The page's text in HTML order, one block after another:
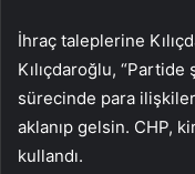
İhraç taleplerine
Kılıçdaroğlu, “Partide
sürecinde para
aklanıp gelsin. CHP,
kullandı.